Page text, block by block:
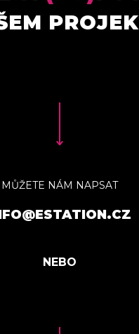
MŮŽETE NÁM NAPSAT